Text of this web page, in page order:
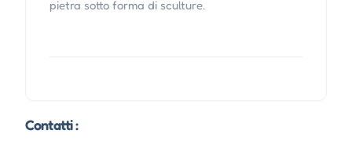
pietra sotto forma di sculture.
Contatti :